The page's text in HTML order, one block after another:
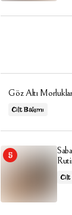
Göz Altı
Cilt Bakımı
Cilt